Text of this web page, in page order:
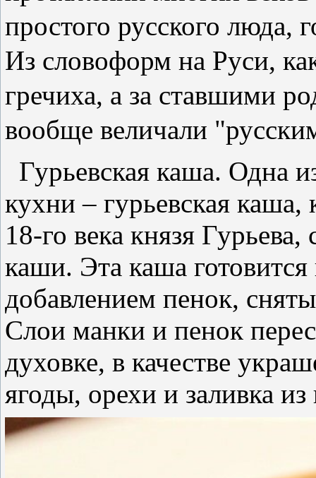
простого русского люда,
Из словоформ на Руси,
гречиха, а за ставшими
вообще величали
Гурьевская каша. Одна
кухни – гурьевская
18-го века князя
каши. Эта каша
добавлением пенок,
Слои манки и пенок
духовке, в качестве
ягоды, орехи и заливка из